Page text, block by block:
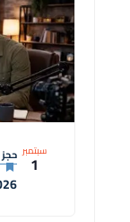
سبتمبر
1
01-